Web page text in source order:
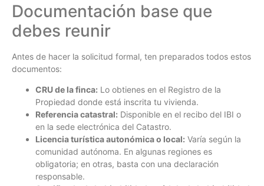
Documentación base que
debes reunir
Antes de hacer la solicitud formal, ten preparados todos estos
documentos:
CRU de la finca: Lo obtienes en el Registro de la
Propiedad donde está inscrita tu vivienda.
Referencia catastral: Disponible en el recibo del IBI o
en la sede electrónica del Catastro.
Licencia turística autonómica o local: Varía según la
comunidad autónoma. En algunas regiones es
obligatoria; en otras, basta con una declaración
responsable.